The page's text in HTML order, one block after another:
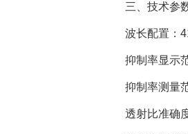
三、技术参
波长配置：
抑制率显示范
抑制率测量范
透射比准确度